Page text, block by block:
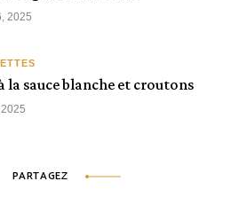
2025
la sauce blanche et croutons
PARTAGEZ